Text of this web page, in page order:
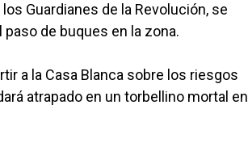
Guardianes de la Revolución, se
de buques en la zona.
a la Casa Blanca sobre los riesgos
atrapado en un torbellino mortal en